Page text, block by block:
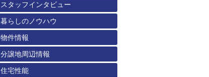
スタッフインタビュー
暮らしのノウハウ
物件情報
分譲地周辺情報
住宅性能